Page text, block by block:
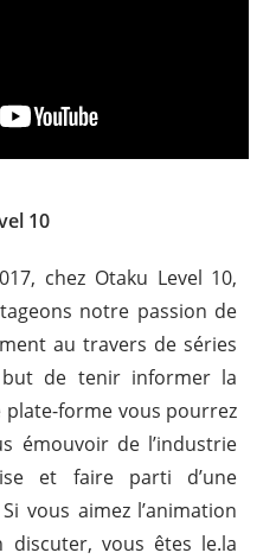
10
chez Otaku Level 10,
notre passion de
au travers de séries
de tenir informer la
forme vous pourrez
émouvoir de l’industrie
et faire parti d’une
vous aimez l’animation
vous êtes le.la